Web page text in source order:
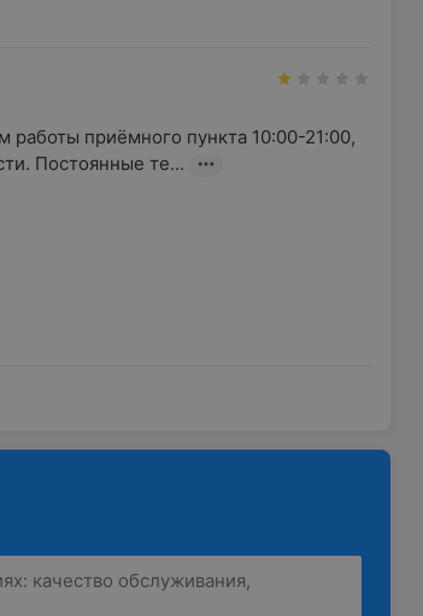
приёмного пункта 10:00-21:00,
Постоянные те...